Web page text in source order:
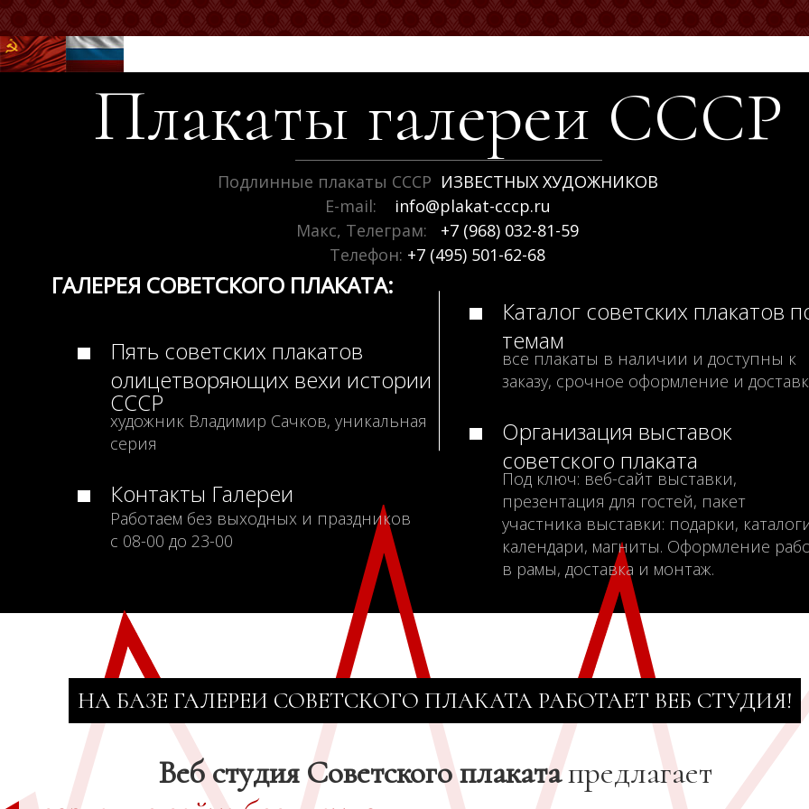
Плакаты галереи СССР
Подлинные плакаты СССР ИЗВЕСТНЫХ ХУДОЖНИКОВ
E-mail:
info@plakat-cccp.ru
Макс, Телеграм:
+7 (968) 032-81-59
Телефон: +7 (495) 501-62-68
ГАЛЕРЕЯ СОВЕТСКОГО ПЛАКАТА:
Пять советских плакатов
олицетворяющих вехи истории
СССР
художник Владимир Сачков, уникальная
серия
Контакты Галереи
Работаем без выходных и праздников
с 08-00 до 23-00
Каталог советских плакатов
темам
все плакаты в наличии и доступны к
заказу, срочное оформление и
Организация выставок
советского плаката
Под ключ: веб-сайт выставки,
презентация для гостей, пакет
участника выставки: подарки,
календари, магниты. Оформление
в рамы, доставка и монтаж.
НА БАЗЕ ГАЛЕРЕИ СОВЕТСКОГО ПЛАКАТА РАБОТАЕТ ВЕБ СТУДИЯ!
Веб студия Советского плакатапредлагает